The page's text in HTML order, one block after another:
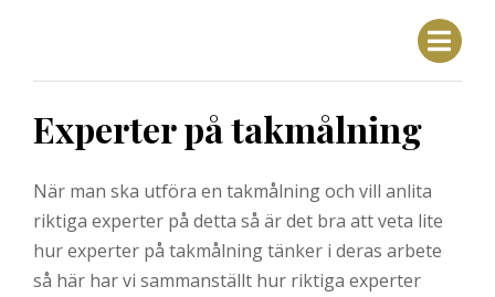
Experter på takmålning
När man ska utföra en takmålning och vill anlita
riktiga experter på detta så är det bra att veta lite
hur experter på takmålning tänker i deras arbete
så här har vi sammanställt hur riktiga experter